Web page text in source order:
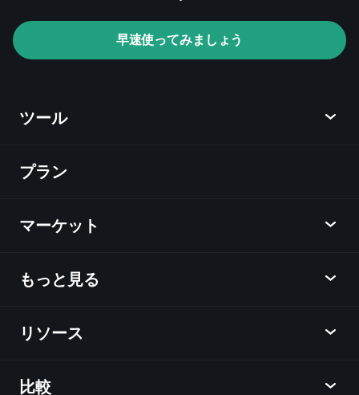
早速使ってみましょう
ツール
ディスカバー
チャート
ニュース
ラーニングハブ
プラン
マーケット
概要
外国為替
指数
もっと見る
アフィリエイトプログラム
リソース
ヘルプセンター
比較